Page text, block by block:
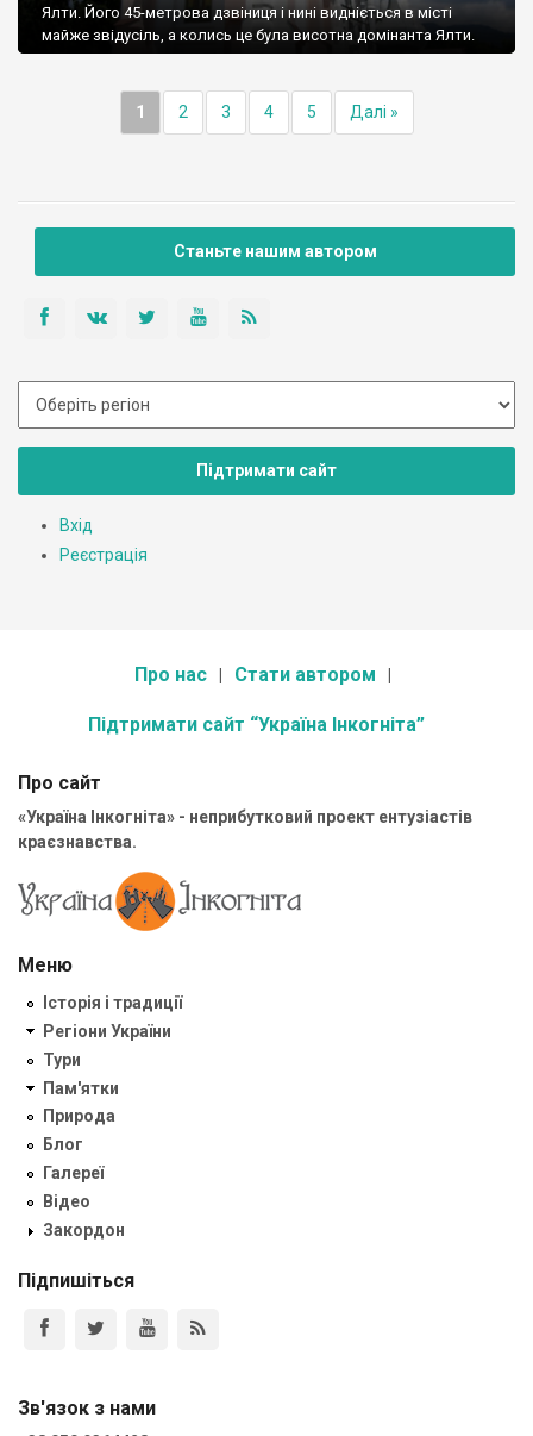
Ялти. Його 45-метрова дзвіниця і нині видніється в місті
майже звідусіль, а колись це була висотна домінанта Ялти.
1 2 3 4 5 Далі »
Станьте нашим автором
Підтримати сайт
Вхід
Реєстрація
Про нас Стати автором
Підтримати сайт “Україна Інкогніта”
Про сайт
«Україна Інкогніта» - неприбутковий проект ентузіастів
краєзнавства.
Меню
Історія і традиції
Регіони України
Тури
Пам'ятки
Природа
Блог
Галереї
Відео
Закордон
Підпишіться
Зв'язок з нами